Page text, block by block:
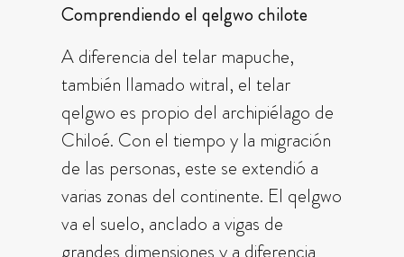
Comprendiendo el qelgwo chilote
A diferencia del telar mapuche,
también llamado witral, el telar
qelgwo es propio del archipiélago de
Chiloé. Con el tiempo y la migración
de las personas, este se extendió a
varias zonas del continente. El qelgwo
va el suelo, anclado a vigas de